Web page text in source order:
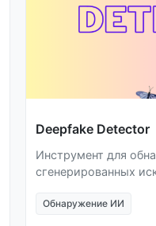
Deepfake Detector
Инструмент для
сгенерированных
Обнаружение ИИ